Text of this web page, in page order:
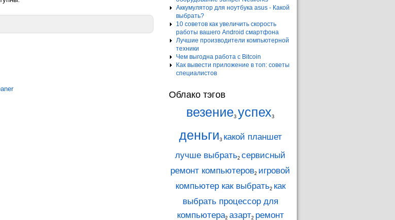
Аккумулятор для ноутбука asus - Какой
выбрать?
10 советов как увеличить скорость
работы вашего Android смартфона
Лучшие производители компьютерной
техники
Чем выгодна работа с Bitcoin
Как вывести приложение в топ: советы
специалистов
Облако тэгов
везение3 успех3
деньги3 какой планшет
лучше выбрать2 сервисный
ремонт компьютеров2 игровой
компьютер как выбрать2 как
выбрать процессор для
компьютера2 азарт2 ремонт